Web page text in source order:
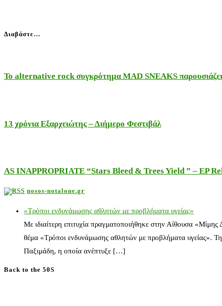
Διαβάστε…
Το alternative rock συγκρότημα MAD SNEAKS
13 χρόνια Εξαρχειώτης – Διήμερο Φεστιβάλ
AS INAPPROPRIATE “Stars Bleed & Trees Yield ” – EP
nosos-notalone.gr
«Τρόποι ενδυνάμωσης αθλητών με προβλήματα υγείας»
Με ιδιαίτερη επιτυχία πραγματοποιήθηκε στην Αίθουσα
θέμα «Τρόποι ενδυνάμωσης αθλητών με προβλήματα υγείας».
Παξιμάδη, η οποία ανέπτυξε […]
Back to the 50S